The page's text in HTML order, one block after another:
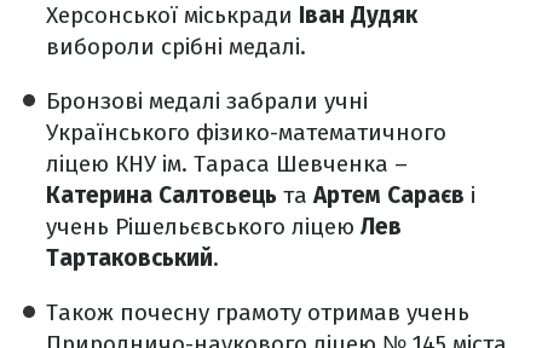
Херсонської міськради Іван Дудяк
вибороли срібні медалі.
Бронзові медалі забрали учні
Українського фізико-математичного
ліцею КНУ ім. Тараса Шевченка –
Катерина Салтовець та Артем Сараєв і
учень Рішельєвського ліцею Лев
Тартаковський.
Також почесну грамоту отримав учень